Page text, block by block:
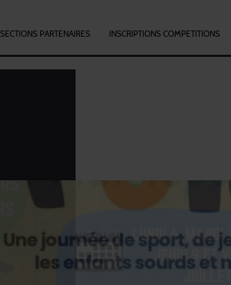
SECTIONS PARTENAIRES INSCRIPTIONS COMPETITIONS